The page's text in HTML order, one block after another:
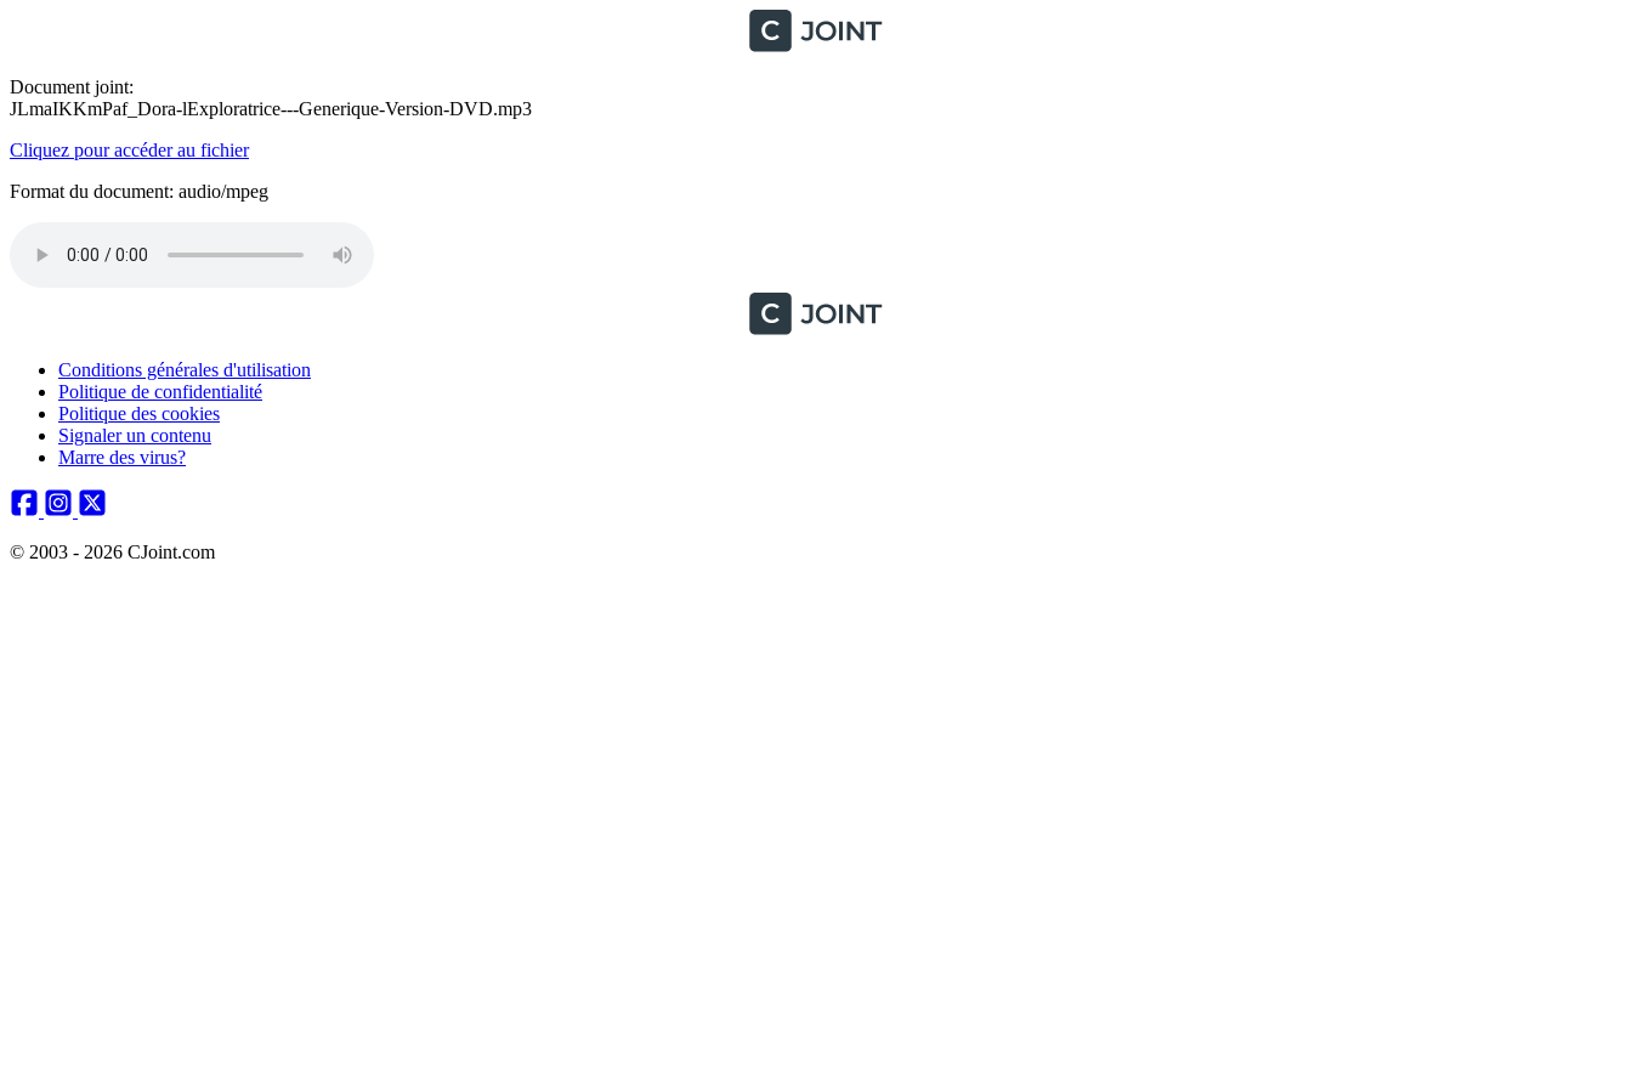
Document joint:
JLmaIKKmPaf_Dora-lExploratrice---Generique-Version-DVD.mp3
Cliquez pour accéder au fichier
Format du document: audio/mpeg
Conditions générales d'utilisation
Politique de confidentialité
Politique des cookies
Signaler un contenu
Marre des virus?
© 2003 - 2026 CJoint.com